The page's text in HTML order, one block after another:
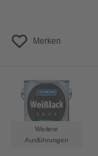
Merken
Weitere
Ausführungen